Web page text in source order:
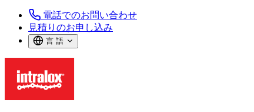
電話でのお問い合わせ
見積りのお申し込み
言 語